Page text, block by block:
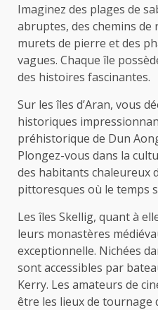
Imaginez des plages de
abruptes, des chemins de
murets de pierre et des
vagues. Chaque île
des histoires fascinantes.
Sur les îles d’Aran, vous
historiques
préhistorique de Dun
Plongez-vous dans la
des habitants chaleureux
pittoresques où le temps
Les îles Skellig, quant à
leurs monastères
exceptionnelle. Nichées
sont accessibles par
Kerry. Les amateurs de
être les lieux de tournage